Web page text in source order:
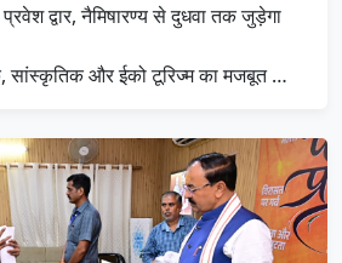
द्वार, नैमिषारण्य से दुधवा तक जुड़ेगा
सांस्कृतिक और ईको टूरिज्म का मजबूत …